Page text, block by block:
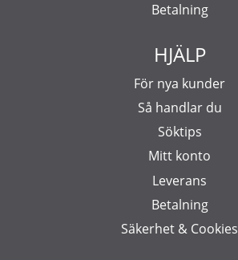
Betalning
HJÄLP
För nya kunder
Så handlar du
Söktips
Mitt konto
Leverans
Betalning
Säkerhet & Cookies